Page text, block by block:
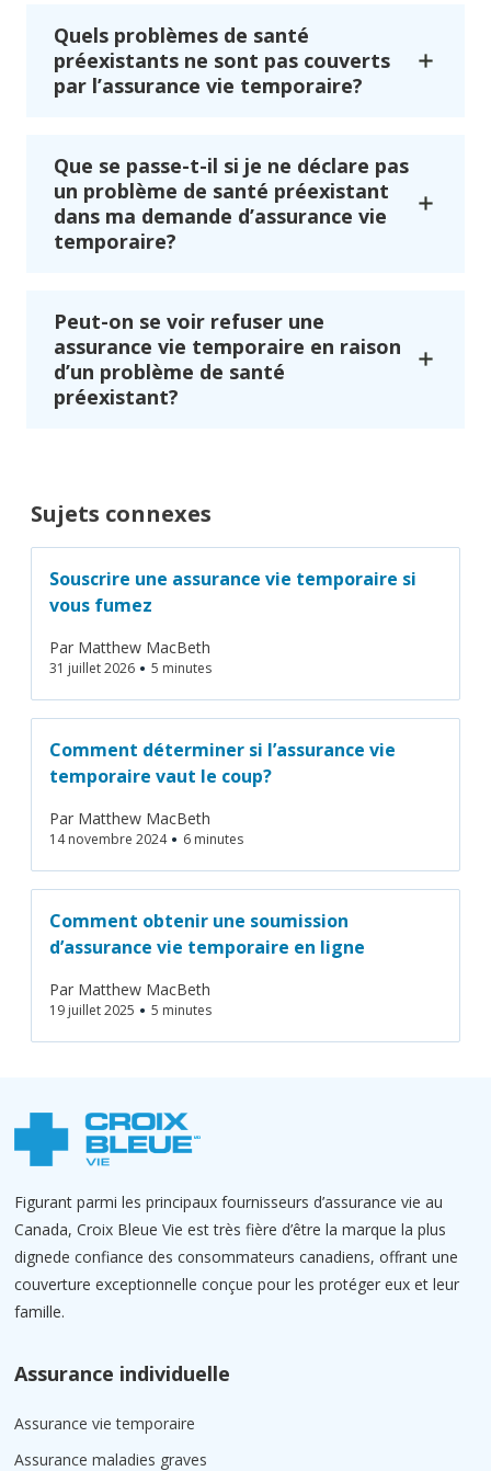
Quels problèmes de santé
préexistants ne sont pas couverts
par l’assurance vie temporaire?
Que se passe-t-il si je ne déclare pas
un problème de santé préexistant
dans ma demande d’assurance vie
temporaire?
Peut-on se voir refuser une
assurance vie temporaire en raison
d’un problème de santé
préexistant?
Sujets connexes
Souscrire une assurance vie temporaire si
vous fumez
Par Matthew MacBeth
31 juillet 2026 • 5 minutes
Comment déterminer si l’assurance vie
temporaire vaut le coup?
Par Matthew MacBeth
14 novembre 2024 • 6 minutes
Comment obtenir une soumission
d’assurance vie temporaire en ligne
Par Matthew MacBeth
19 juillet 2025 • 5 minutes
Figurant parmi les principaux fournisseurs d’assurance vie au
Canada, Croix Bleue Vie est très fière d’être la marque la plus
dignede confiance des consommateurs canadiens, offrant une
couverture exceptionnelle conçue pour les protéger eux et leur
famille.
Assurance individuelle
Assurance vie temporaire
Assurance maladies graves